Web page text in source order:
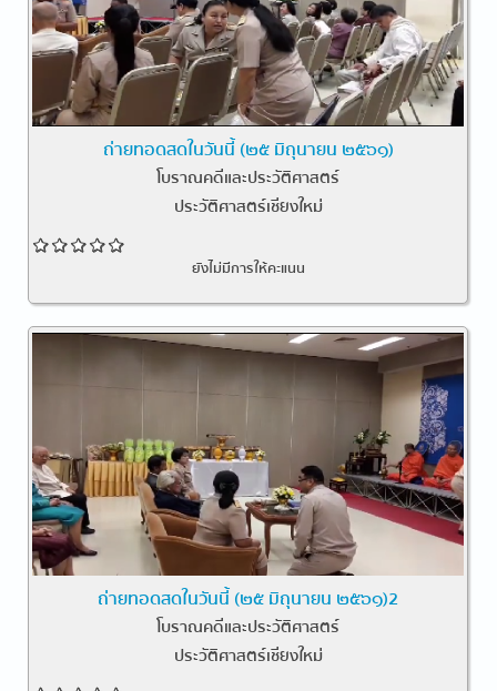
ถ่ายทอดสดในวันนี้ (๒๕ มิถุนายน ๒๕๖๑)
โบราณคดีและประวัติศาสตร์
ประวัติศาสตร์เชียงใหม่
ยังไม่มีการให้คะแนน
ถ่ายทอดสดในวันนี้ (๒๕ มิถุนายน ๒๕๖๑)2
โบราณคดีและประวัติศาสตร์
ประวัติศาสตร์เชียงใหม่